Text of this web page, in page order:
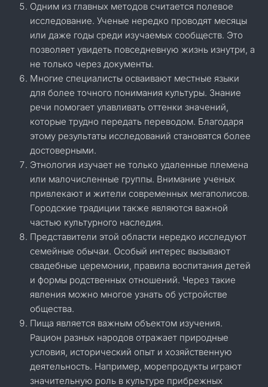
Одним из главных методов считается полевое
исследование. Ученые нередко проводят месяцы
или даже годы среди изучаемых сообществ. Это
позволяет увидеть повседневную жизнь изнутри, а
не только через документы.
Многие специалисты осваивают местные языки
для более точного понимания культуры. Знание
речи помогает улавливать оттенки значений,
которые трудно передать переводом. Благодаря
этому результаты исследований становятся более
достоверными.
Этнология изучает не только удаленные племена
или малочисленные группы. Внимание ученых
привлекают и жители современных мегаполисов.
Городские традиции также являются важной
частью культурного наследия.
Представители этой области нередко исследуют
семейные обычаи. Особый интерес вызывают
свадебные церемонии, правила воспитания детей
и формы родственных отношений. Через такие
явления можно многое узнать об устройстве
общества.
Пища является важным объектом изучения.
Рацион разных народов отражает природные
условия, исторический опыт и хозяйственную
деятельность. Например, морепродукты играют
значительную роль в культуре прибрежных